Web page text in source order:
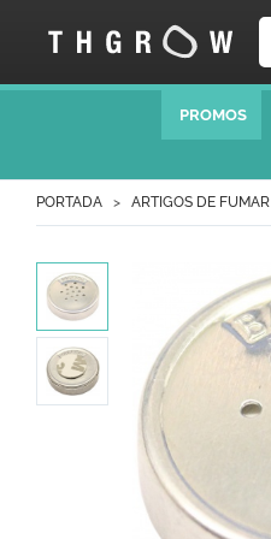
PROMOS
PORTADA ARTIGOS DE FUMAR